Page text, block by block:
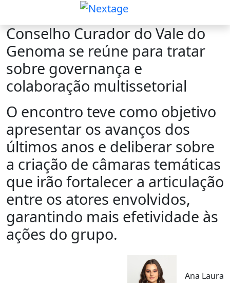
Conselho Curador do Vale do
Genoma se reúne para tratar
sobre governança e
colaboração multissetorial
O encontro teve como objetivo
apresentar os avanços dos
últimos anos e deliberar sobre
a criação de câmaras temáticas
que irão fortalecer a articulação
entre os atores envolvidos,
garantindo mais efetividade às
ações do grupo.
Ana Laura